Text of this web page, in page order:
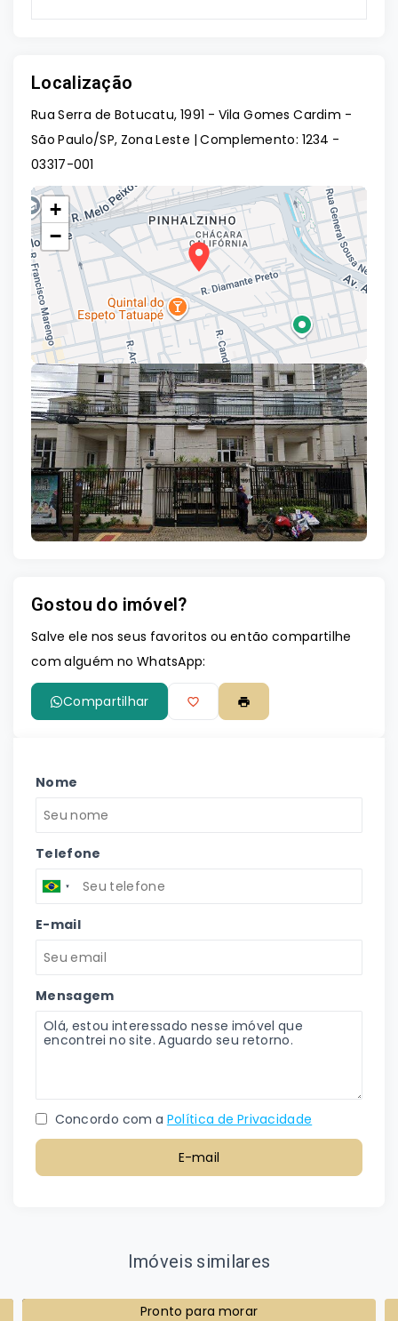
Localização
Rua Serra de Botucatu, 1991 - Vila Gomes Cardim -
São Paulo/SP, Zona Leste | Complemento: 1234 -
03317-001
+
−
Leaflet
Gostou do imóvel?
Salve ele nos seus favoritos ou então compartilhe
com alguém no WhatsApp:
Compartilhar
Nome
Telefone
E-mail
Mensagem
Concordo com a Política de Privacidade
E-mail
Imóveis similares
Pronto para morar